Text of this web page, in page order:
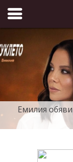
Folk.bg
Емилия